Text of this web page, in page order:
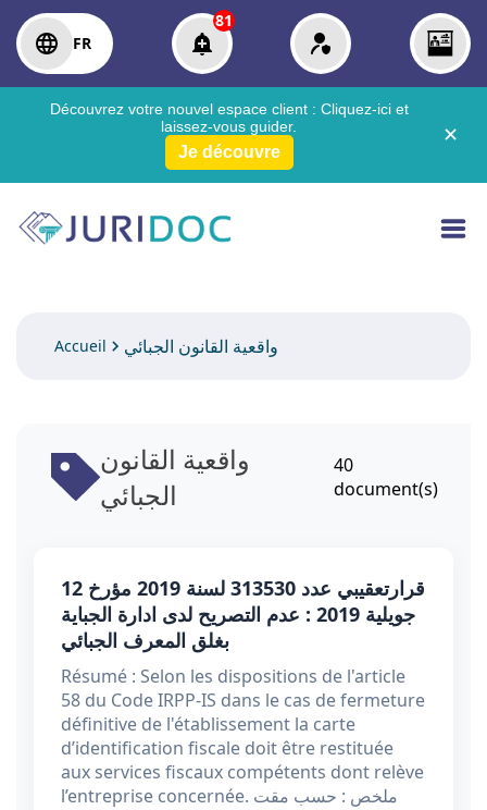
FR
81
Découvrez votre nouvel espace client : Cliquez-ici et
laissez-vous guider.
Je découvre
✕
Accueil واقعية القانون الجبائي
واقعية القانون
الجبائي
40
document(s)
قرارتعقيبي عدد 313530 لسنة 2019 مؤرخ 12
جويلية 2019 : عدم التصريح لدى ادارة الجباية
بغلق المعرف الجبائي
Résumé : Selon les dispositions de l'article
58 du Code IRPP-IS dans le cas de fermeture
définitive de l'établissement la carte
d’identification fiscale doit être restituée
aux services fiscaux compétents dont relève
l’entreprise concernée. ملخص : حسب مقت